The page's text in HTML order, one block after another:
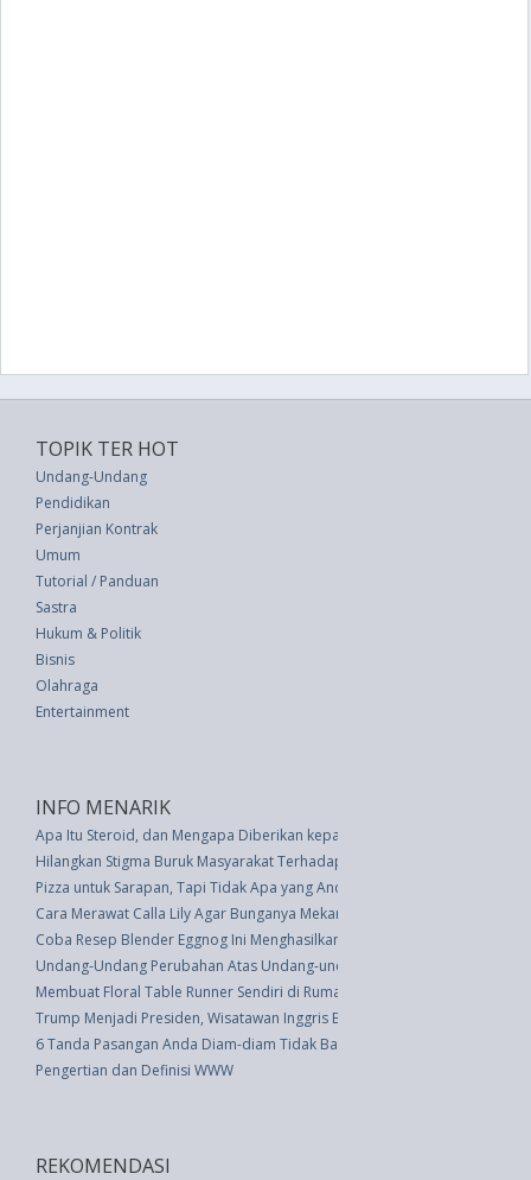
TOPIK TER HOT
Undang-Undang
Pendidikan
Perjanjian Kontrak
Umum
Tutorial / Panduan
Sastra
Hukum & Politik
Bisnis
Olahraga
Entertainment
INFO MENARIK
Apa Itu Steroid, dan Mengapa Diberikan kepada Pasien Positif Covid-19?
Hilangkan Stigma Buruk Masyarakat Terhadap Penyandang Gangguan Jiwa
Pizza untuk Sarapan, Tapi Tidak Apa yang Anda Pikirkan Selama Ini
Cara Merawat Calla Lily Agar Bunganya Mekar dari Tahun ke Tahun
Coba Resep Blender Eggnog Ini Menghasilkan Krim yang Sempurna
Undang-Undang Perubahan Atas Undang-undang Nomor 3 Tahun 1975
Membuat Floral Table Runner Sendiri di Rumah
Trump Menjadi Presiden, Wisatawan Inggris Berpikir Ulang Berwisata ke
6 Tanda Pasangan Anda Diam-diam Tidak Bahagia
Pengertian dan Definisi WWW
REKOMENDASI